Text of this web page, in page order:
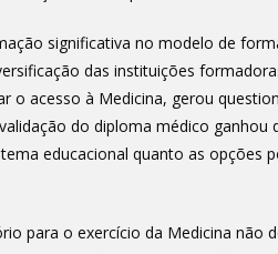
significativa no modelo de
das instituições
o acesso à Medicina, gerou
do diploma médico ganhou
educacional quanto as opções
para o exercício da Medicina não